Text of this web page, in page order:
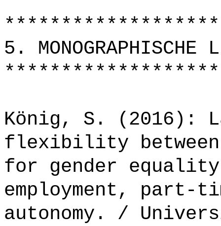
5. MONOGRAPHISCHE
König, S. (2016):
flexibility
for gender
employment, part-
autonomy. /